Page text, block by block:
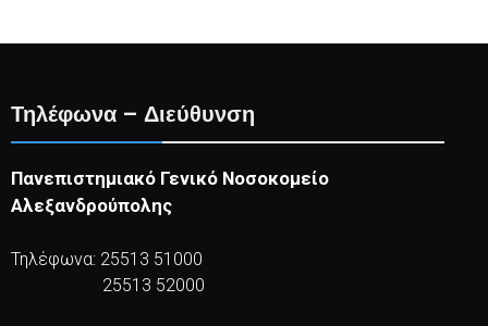
Τηλέφωνα – Διεύθυνση
Πανεπιστημιακό Γενικό Νοσοκομείο
Αλεξανδρούπολης
Τηλέφωνα: 25513 51000
25513 52000